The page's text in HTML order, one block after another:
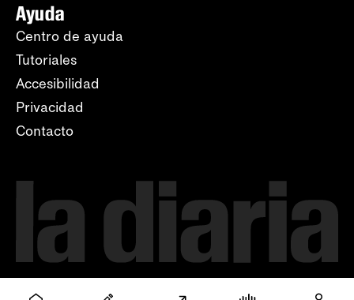
Ayuda
Centro de ayuda
Tutoriales
Accesibilidad
Privacidad
Contacto